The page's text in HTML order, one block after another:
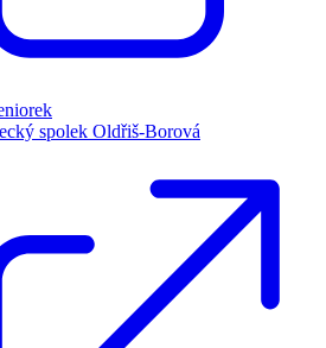
spolek Oldřiš-Borová